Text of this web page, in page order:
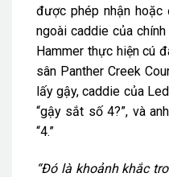
được phép nhận
ngoài caddie của
Hammer thực hiện cú
sân Panther Creek
lấy gậy, caddie của
“gậy sắt số 4?”, và
“4.”
“Đó là khoảnh khắc